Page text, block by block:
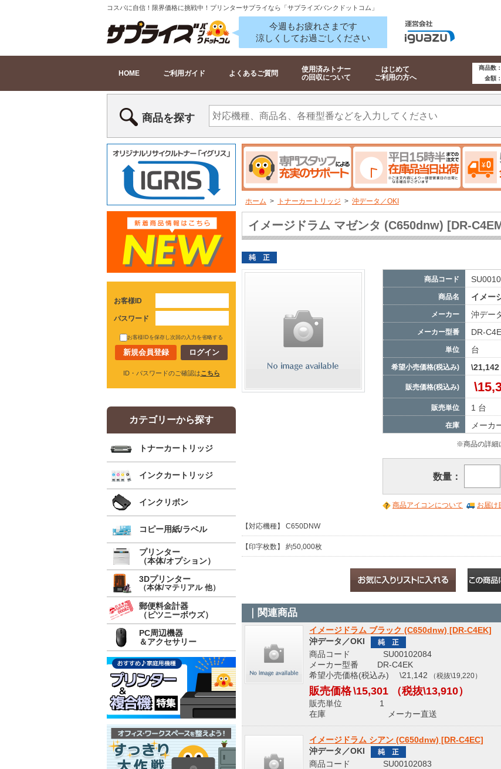
コスパに自信！限界価格に挑戦中！プリンターサプライなら「サプライズバンクドットコム」
今週もお疲れさまです
涼しくしてお過ごしください
HOME ご利用ガイド よくあるご質問
使用済みトナー
の回収について
はじめて
ご利用の方へ
商品数：
金額：
商品を探す
ホーム > トナーカートリッジ > 沖データ／OKI
イメージドラム マゼンタ (C650dnw) [DR-
商品コード
商品名 イメー
メーカー 沖デー
メーカー型番 DR-
単位 台
希望小売価格(税込み) \21,142
販売価格(税込み)
販売単位 1 台
在庫 メーカ
※商品の詳細
数量：
商品アイコンについて お届け
【対応機種】 C650DNW
【印字枚数】 約50,000枚
｜関連商品
イメージドラム ブラック (C650dnw) [DR-C4EK]
沖データ／OKI
商品コード SU00102084
メーカー型番 DR-C4EK
希望小売価格(税込み) \21,142 （税抜\19,220）
販売価格\15,301 （税抜\13,910）
販売単位 1
在庫 メーカー直送
イメージドラム シアン (C650dnw) [DR-C4EC]
沖データ／OKI
商品コード SU00102083
お客様ID
パスワード
お客様IDを保存し次回の入力を省略する
新規会員登録
ID・パスワードのご確認はこちら
カテゴリーから探す
トナーカートリッジ
インクカートリッジ
インクリボン
コピー用紙/ラベル
プリンター
（本体/オプション）
3Dプリンター
（本体/マテリアル 他）
郵便料金計器
（ピツニーボウズ）
PC周辺機器
＆アクセサリー